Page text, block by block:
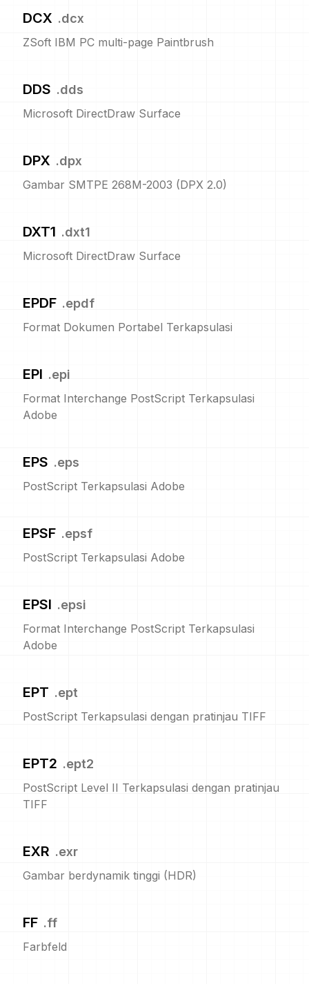
DCX .dcx
ZSoft IBM PC multi-page Paintbrush
DDS .dds
Microsoft DirectDraw Surface
DPX .dpx
Gambar SMTPE 268M-2003 (DPX 2.0)
DXT1 .dxt1
Microsoft DirectDraw Surface
EPDF .epdf
Format Dokumen Portabel Terkapsulasi
EPI .epi
Format Interchange PostScript Terkapsulasi
Adobe
EPS .eps
PostScript Terkapsulasi Adobe
EPSF .epsf
PostScript Terkapsulasi Adobe
EPSI .epsi
Format Interchange PostScript Terkapsulasi
Adobe
EPT .ept
PostScript Terkapsulasi dengan pratinjau TIFF
EPT2 .ept2
PostScript Level II Terkapsulasi dengan pratinjau
TIFF
EXR .exr
Gambar berdynamik tinggi (HDR)
FF .ff
Farbfeld